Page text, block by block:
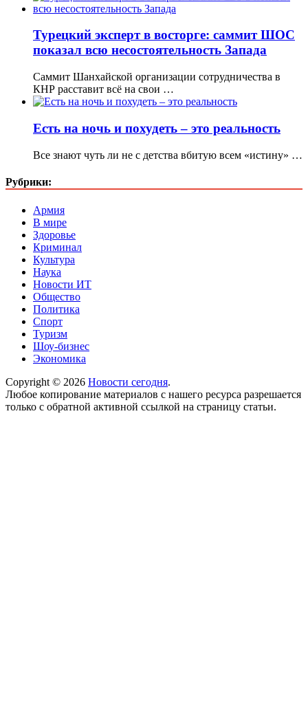
Турецкий эксперт в восторге: саммит ШОС
показал всю несостоятельность Запада
Саммит Шанхайской организации сотрудничества в
КНР расставит всё на свои …
Есть на ночь и похудеть – это реальность
Все знают чуть ли не c детства вбитую всем «истину» …
Рубрики:
Армия
В мире
Здоровье
Криминал
Культура
Наука
Новости ИТ
Общество
Политика
Спорт
Туризм
Шоу-бизнес
Экономика
Copyright © 2026 Новости сегодня.
Любое копирование материалов с нашего ресурса разрешается
только с обратной активной ссылкой на страницу статьи.